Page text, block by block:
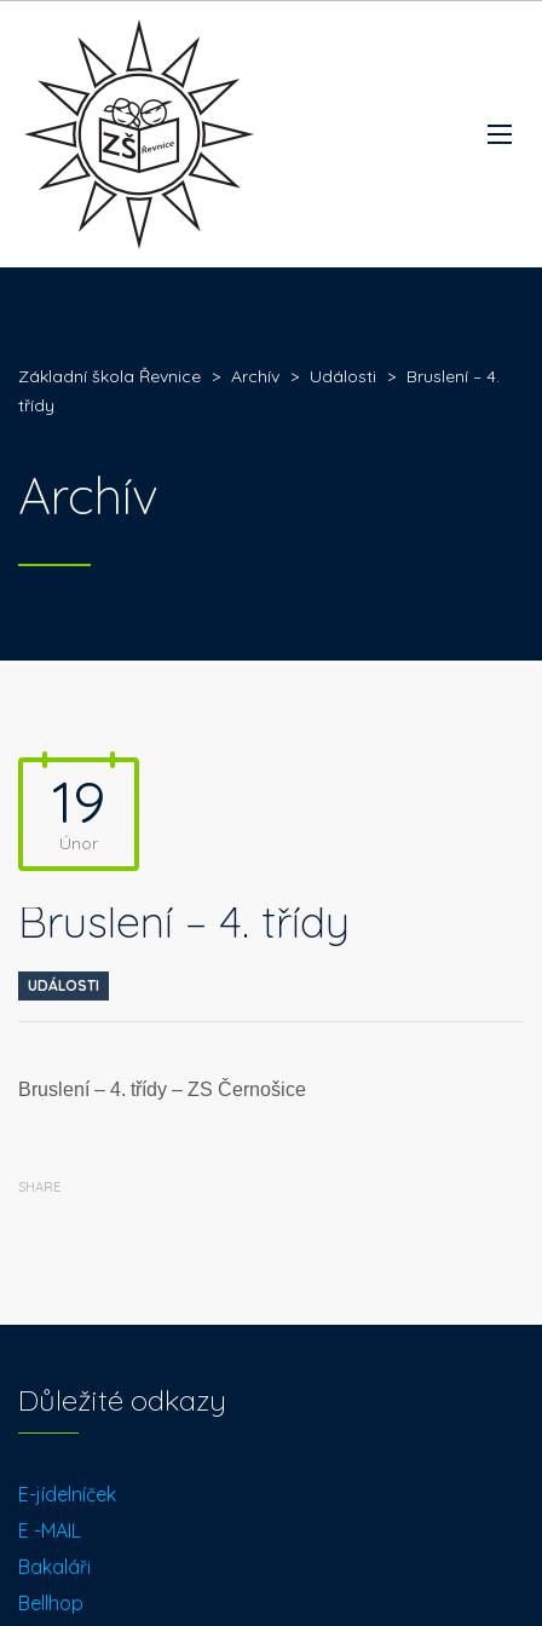
Základní škola Řevnice > Archív > Události > Bruslení – 4.
třídy
Archív
19
Únor
Bruslení – 4. třídy
UDÁLOSTI
Bruslení – 4. třídy – ZS Černošice
SHARE
Důležité odkazy
E-jídelníček
E -MAIL
Bakaláři
Bellhop